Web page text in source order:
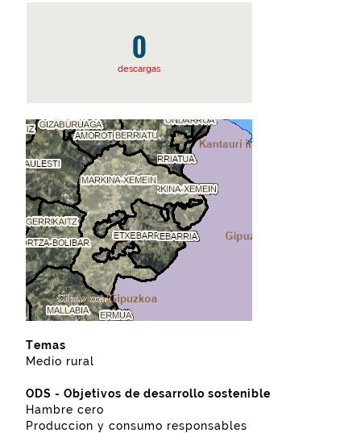
0
descargas
Temas
Medio rural
ODS - Objetivos de desarrollo sostenible
Hambre cero
Produccion y consumo responsables